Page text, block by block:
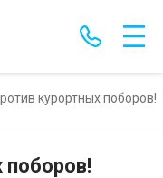
курортных поборов!